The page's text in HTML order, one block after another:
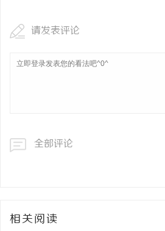
请发表评论
全部评论
相关阅读